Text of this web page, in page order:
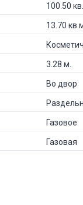
100.50
13.70
3.28 м.
Во двор
Газовое
Газовая